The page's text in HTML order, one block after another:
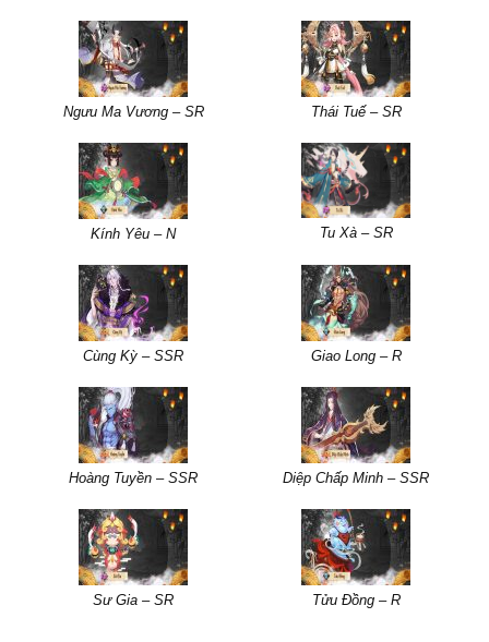
Ngưu Ma Vương – SR Thái Tuế – SR
Kính Yêu – N Tu Xà – SR
Cùng Kỳ – SSR Giao Long – R
Hoàng Tuyền – SSR Diệp Chấp Minh – SSR
Sư Gia – SR Tửu Đồng – R